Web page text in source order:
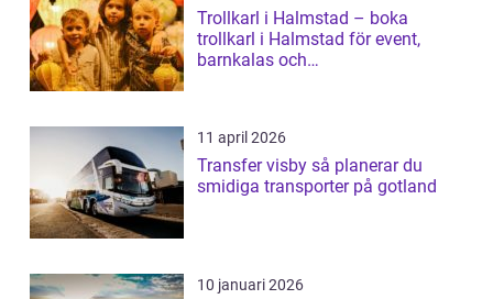
Trollkarl i Halmstad – boka
trollkarl i Halmstad för event,
barnkalas och
11 april 2026
Transfer visby så planerar du
smidiga transporter på gotland
10 januari 2026